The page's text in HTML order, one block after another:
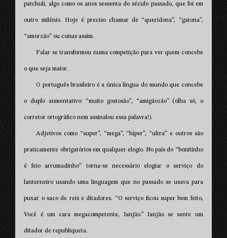
patchuli, algo como os anos sessenta do século passado, que foi em
outro milênio. Hoje é preciso chamar de “queridona”, “gatona”,
“amorzão” ou coisas assim.
Falar se transformou numa competição para ver quem concebe
o que seja maior.
O português brasileiro é a única língua do mundo que concebe
o duplo aumentativo: “muito gostosão”, “amigãozão” (olha só, o
corretor ortográfico nem assinalou essa palavra!).
Adjetivos como “super”, “mega”, “híper”, “ultra” e outros são
praticamente obrigatórios em qualquer elogio. No país do “bonitinho
é feio arrumadinho” torna-se necessário elogiar o serviço do
lanterneiro usando uma linguagem que no passado se usava para
puxar o saco de reis e ditadores. “O serviço ficou super bem feito,
Você é um cara megacompetente, Janjão.” Janjão se sente um
ditador de republiqueta.